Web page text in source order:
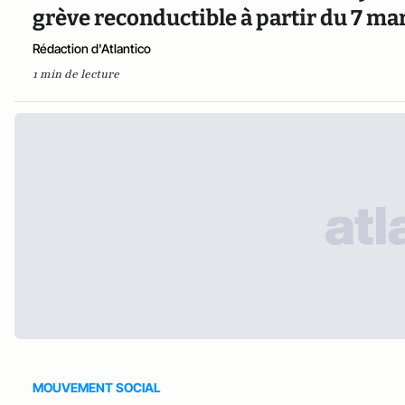
grève reconductible à partir du 7
Rédaction d'Atlantico
1 min de lecture
MOUVEMENT SOCIAL